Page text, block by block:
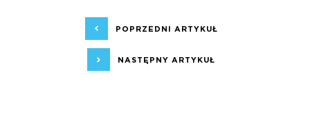
POPRZEDNI ARTYKUŁ
NASTĘPNY ARTYKUŁ